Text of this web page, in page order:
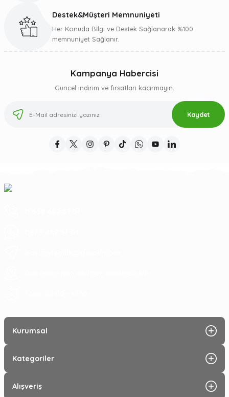
Gönder
Destek&Müşteri Memnuniyeti
Her Konuda Bİlgi ve Destek Sağlanarak %100
memnuniyet Sağlanır.
Kampanya Habercisi
Güncel indirim ve fırsatları kaçırmayın.
Kaydet
Kurumsal
Kategoriler
Alışveriş